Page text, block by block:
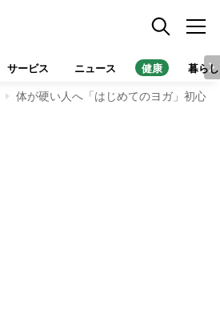
サービス ニュース 健康 暮らし
体が硬い人へ「はじめてのヨガ」初心